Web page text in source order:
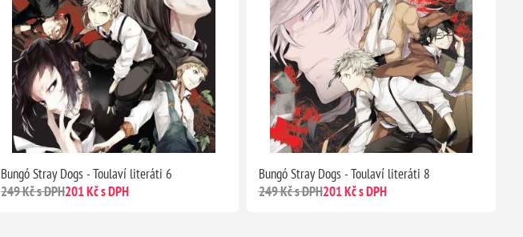
Bungó Stray Dogs - Toulaví literáti 6
249 Kč s DPH201 Kč s DPH
Bungó Stray Dogs - Toulaví literáti 8
249 Kč s DPH201 Kč s DPH